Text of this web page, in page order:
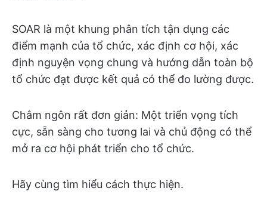
SOAR là một khung phân tích tận dụng các
điểm mạnh của tổ chức, xác định cơ hội, xác
định nguyện vọng chung và hướng dẫn toàn bộ
tổ chức đạt được kết quả có thể đo lường được.
Châm ngôn rất đơn giản: Một triển vọng tích
cực, sẵn sàng cho tương lai và chủ động có thể
mở ra cơ hội phát triển cho tổ chức.
Hãy cùng tìm hiểu cách thực hiện.